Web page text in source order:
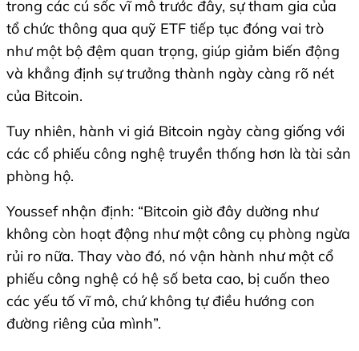
trong các cú sốc vĩ mô trước đây, sự tham gia của
tổ chức thông qua quỹ ETF tiếp tục đóng vai trò
như một bộ đệm quan trọng, giúp giảm biến động
và khẳng định sự trưởng thành ngày càng rõ nét
của Bitcoin.
Tuy nhiên, hành vi giá Bitcoin ngày càng giống với
các cổ phiếu công nghệ truyền thống hơn là tài sản
phòng hộ.
Youssef nhận định: “Bitcoin giờ đây dường như
không còn hoạt động như một công cụ phòng ngừa
rủi ro nữa. Thay vào đó, nó vận hành như một cổ
phiếu công nghệ có hệ số beta cao, bị cuốn theo
các yếu tố vĩ mô, chứ không tự điều hướng con
đường riêng của mình”.